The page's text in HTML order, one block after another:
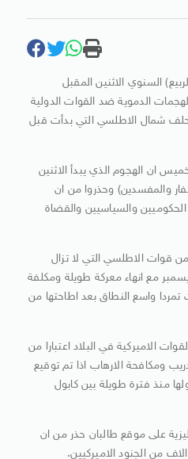
السنوي الاثنين المقبل
الدموية ضد القوات الدولية
حلف شمال الاطلسي التي بدأت قبل
ان الهجوم الذي يبدأ الاثنين
والمفسدين) وحذروا من ان
والسياسيين والقضاة
الف عنصر من قوات الاطلسي التي لا تزال
مع انهاء معركة طويلة ومكلفة
واسع النطاق بعد اطاحتها من
الاميركية في البلاد اعتبارا من
ومكافحة الارهاب اذا تم توقيع
منذ فترة طويلة بين كابول
على موقع طالبان حذر من ان
من الجنود الاميركيين.